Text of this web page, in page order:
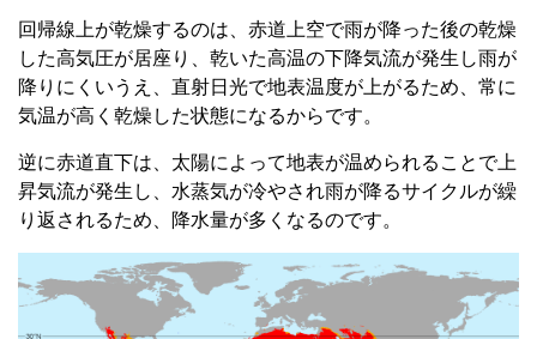
回帰線上が乾燥するのは、赤道上空で雨が降った後の乾燥
した高気圧が居座り、乾いた高温の下降気流が発生し雨が
降りにくいうえ、直射日光で地表温度が上がるため、常に
気温が高く乾燥した状態になるからです。
逆に赤道直下は、太陽によって地表が温められることで上
昇気流が発生し、水蒸気が冷やされ雨が降るサイクルが繰
り返されるため、降水量が多くなるのです。